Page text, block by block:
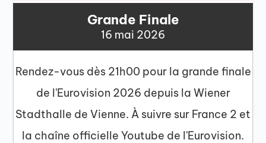
Grande Finale
16 mai 2026
Rendez-vous dès 21h00 pour la grande finale
de l'Eurovision 2026 depuis la Wiener
Stadthalle de Vienne. À suivre sur France 2 et
la chaîne officielle Youtube de l'Eurovision.